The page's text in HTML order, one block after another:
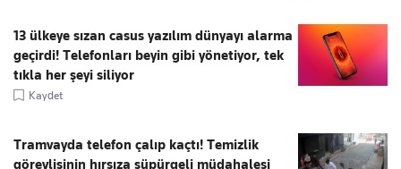
13 ülkeye sızan casus yazılım dünyayı alarma
geçirdi! Telefonları beyin gibi yönetiyor, tek
tıkla her şeyi siliyor
Kaydet
Tramvayda telefon çalıp kaçtı! Temizlik
görevlisinin hırsıza süpürgeli müdahalesi